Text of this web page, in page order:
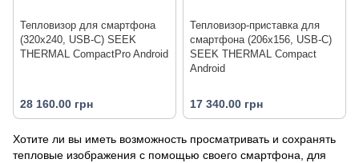
Тепловизор для смартфона
(320x240, USB-C) SEEK
THERMAL CompactPro Android
28 160.00 грн
Тепловизор-приставка для
смартфона (206x156, USB-C)
SEEK THERMAL Compact
Android
17 340.00 грн
Хотите ли вы иметь возможность просматривать и сохранять
тепловые изображения с помощью своего смартфона, для